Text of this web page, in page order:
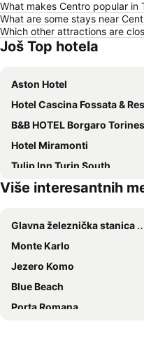
What makes Centro popular in
What are some stays near
Which other attractions are
Još Top hotela
Aston Hotel
Hotel Cascina Fossata & Residence
B&B HOTEL Borgaro
Hotel Miramonti
Tulip Inn Turin South
Best Quality Hotel La
Hotel Torino Porta Susa
Le Petit Hotel
Hotel Roma e Rocca Cavour
J Hotel
Hotel Sharing
Više interesantnih
Glavna železnička stanica Milano
Monte Karlo
Jezero Komo
Blue Beach
Porta Romana